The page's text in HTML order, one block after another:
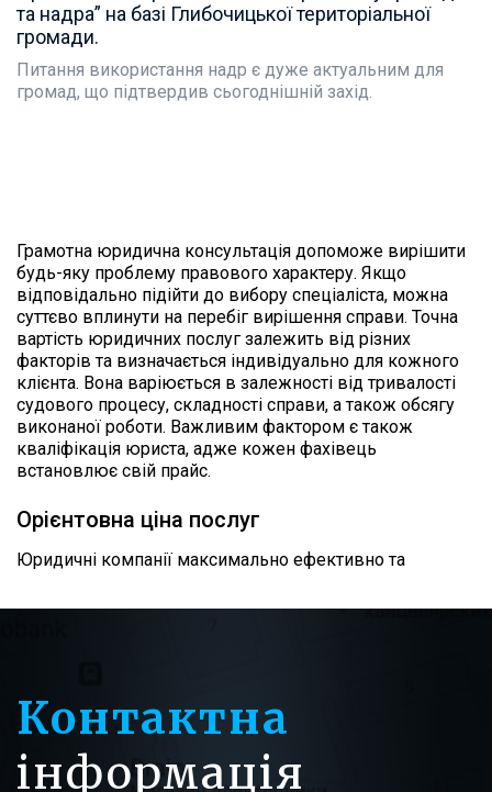
та надра” на базі Глибочицької територіальної
громади.
Питання використання надр є дуже актуальним для
громад, що підтвердив сьогоднішній захід.
Грамотна юридична консультація допоможе вирішити
будь-яку проблему правового характеру. Якщо
відповідально підійти до вибору спеціаліста, можна
суттєво вплинути на перебіг вирішення справи. Точна
вартість юридичних послуг залежить від різних
факторів та визначається індивідуально для кожного
клієнта. Вона варіюється в залежності від тривалості
судового процесу, складності справи, а також обсягу
виконаної роботи. Важливим фактором є також
кваліфікація юриста, адже кожен фахівець
встановлює свій прайс.
Орієнтовна ціна послуг
Юридичні компанії максимально ефективно та
цьому намагаються мінімізувати витрати. Чим раніше
розгляду всіх деталей. Але первинна консультація (без
вивчення документів) майже завжди безкоштовна,
тому можна вибрати юриста не лише за його
кваліфікацією, а й за своїми перевагами. Насамперед
Контактна
інформація